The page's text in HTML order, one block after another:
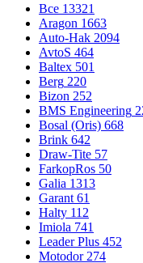
Все 13321
Aragon 1663
Auto-Hak 2094
AvtoS 464
Baltex 501
Berg 220
Bizon 252
BMS Engineering
Bosal (Oris) 668
Brink 642
Draw-Tite 57
FarkopRos 50
Galia 1313
Garant 61
Halty 112
Imiola 741
Leader Plus 452
Motodor 274